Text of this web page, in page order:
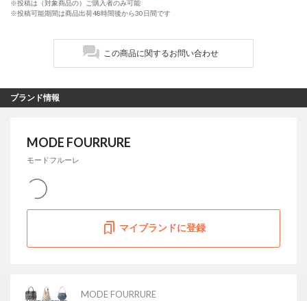
※投稿は（対象商品の）ご購入者のみ可能
※投稿可能期間は商品出荷48時間後から30日間です
この商品に関するお問い合わせ
ブランド情報
MODE FOURRURE
モードフルーレ
マイブランドに登録
MODE FOURRURE